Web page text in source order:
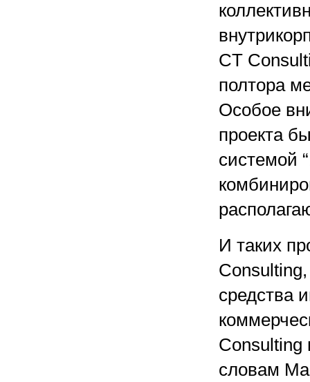
CT
полтора
Особое
проекта
системой
И таких
средства
Consulting
словам